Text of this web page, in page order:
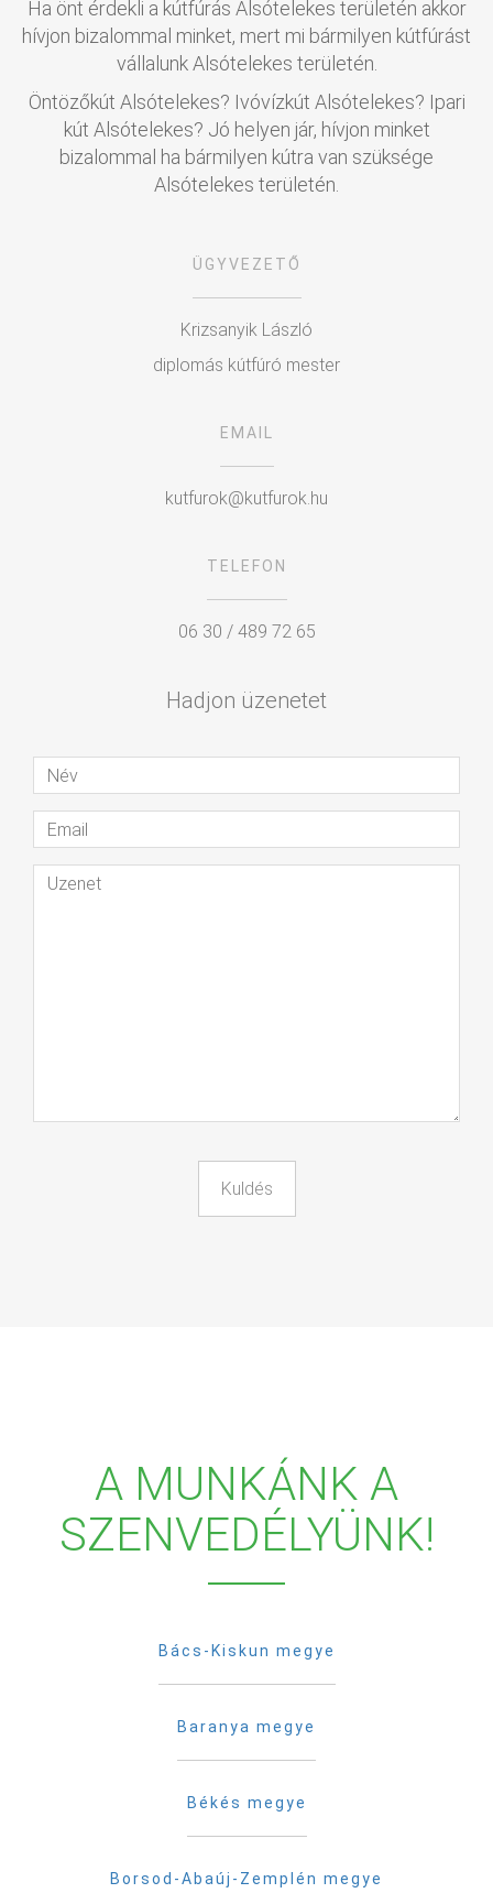
Ha önt érdekli a kútfúrás Alsótelekes területén akkor
hívjon bizalommal minket, mert mi bármilyen kútfúrást
vállalunk Alsótelekes területén.
Öntözőkút Alsótelekes? Ivóvízkút Alsótelekes? Ipari
kút Alsótelekes? Jó helyen jár, hívjon minket
bizalommal ha bármilyen kútra van szüksége
Alsótelekes területén.
ÜGYVEZETŐ
Krizsanyik László
diplomás kútfúró mester
EMAIL
kutfurok@kutfurok.hu
TELEFON
06 30 / 489 72 65
Hadjon üzenetet
A MUNKÁNK A
SZENVEDÉLYÜNK!
Bács-Kiskun megye
Baranya megye
Békés megye
Borsod-Abaúj-Zemplén megye